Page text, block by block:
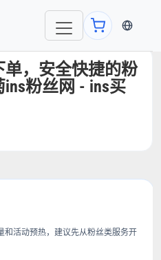
当前语
单，安全快捷的粉
粉丝网 - ins买
和活动预热，建议先从粉丝类服务开